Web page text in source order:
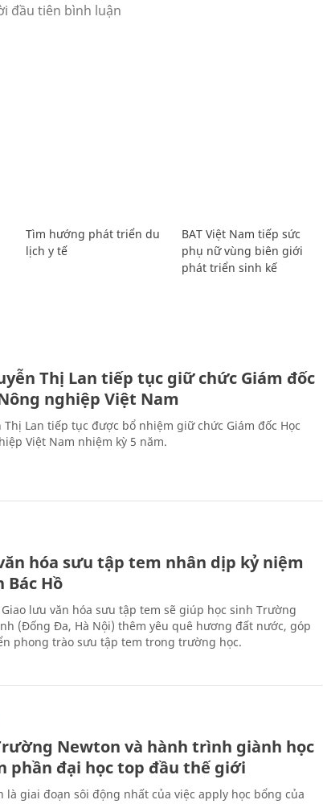
Tìm hướng phát triển du
lịch y tế
BAT Việt Nam tiếp sức
phụ nữ vùng biên giới
phát triển sinh kế
Thị Lan tiếp tục giữ chức Giám đốc
nghiệp Việt Nam
Thị Lan tiếp tục được bổ nhiệm giữ chức Giám đốc Học
Việt Nam nhiệm kỳ 5 năm.
hóa sưu tập tem nhân dịp kỷ niệm
Bác Hồ
lưu văn hóa sưu tập tem sẽ giúp học sinh Trường
(Đống Đa, Hà Nội) thêm yêu quê hương đất nước, góp
phong trào sưu tập tem trong trường học.
Newton và hành trình giành học
phần đại học top đầu thế giới
là giai đoạn sôi động nhất của việc apply học bổng của